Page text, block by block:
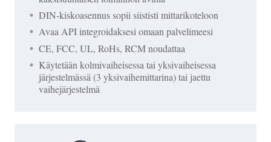
DIN-kiskoasennus sopii siististi mittarikoteloon
Avaa API integroidaksesi omaan palvelimeesi
CE, FCC, UL, RoHs, RCM noudattaa
Käytetään kolmivaiheisessa tai yksivaiheisessa
järjestelmässä (3 yksivaihemittarina) tai jaettu
vaihejärjestelmä